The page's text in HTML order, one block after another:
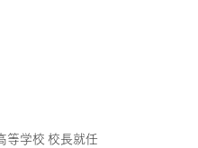
学校 校長就任